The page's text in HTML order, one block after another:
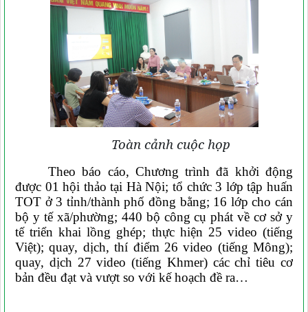
Toàn cảnh cuộc họp
Theo báo cáo, Chương trình đã khởi động
được 01 hội thảo tại Hà Nội; tổ chức 3 lớp tập huấn
TOT ở 3 tỉnh/thành phố đồng bằng; 16 lớp cho cán
bộ y tế xã/phường; 440 bộ công cụ phát về cơ sở y
tế triển khai lồng ghép; thực hiện 25 video (tiếng
Việt); quay, dịch, thí điểm 26 video (tiếng Mông);
quay, dịch 27 video (tiếng Khmer) các chỉ tiêu cơ
bản đều đạt và vượt so với kế hoạch đề ra…